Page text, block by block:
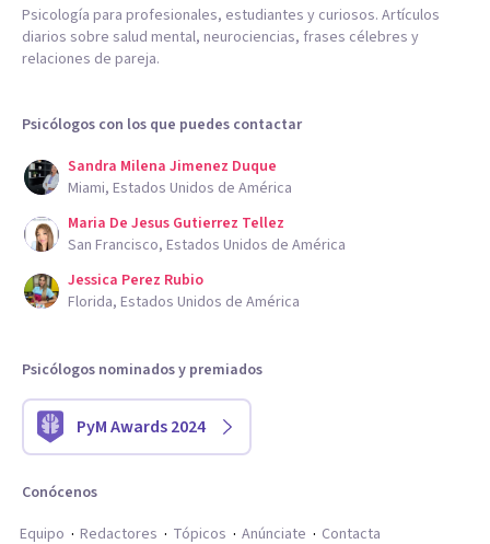
Psicología para profesionales, estudiantes y curiosos. Artículos
diarios sobre salud mental, neurociencias, frases célebres y
relaciones de pareja.
Psicólogos con los que puedes contactar
Sandra Milena Jimenez Duque
Miami, Estados Unidos de América
Maria De Jesus Gutierrez Tellez
San Francisco, Estados Unidos de América
Jessica Perez Rubio
Florida, Estados Unidos de América
Psicólogos nominados y premiados
PyM Awards 2024
Conócenos
Equipo
Redactores Tópicos Anúnciate Contacta